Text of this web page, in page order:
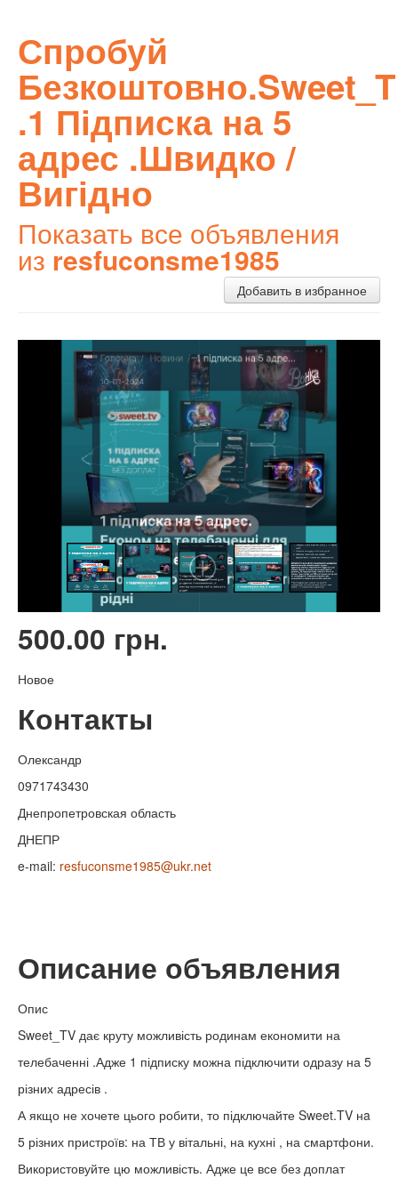
Спробуй
.1 Підписка на 5
адрес .Швидко /
Вигідно
Показать все объявления
из resfuconsme1985
Добавить в избранное
500.00 грн.
Новое
Контакты
Олександр
0971743430
Днепропетровская область
ДНЕПР
e-mail: resfuconsme1985@ukr.net
Описание объявления
Опис
Sweet_TV дає круту можливість родинам економити на
телебаченні .Адже 1 підписку можна підключити одразу на 5
різних адресів .
А якщо не хочете цього робити, то підключайте Sweet.TV нa
5 різних пристроїв: на ТВ у вітальні, на кухні , на смартфони.
Використовуйте цю можливість. Адже це все без доплат